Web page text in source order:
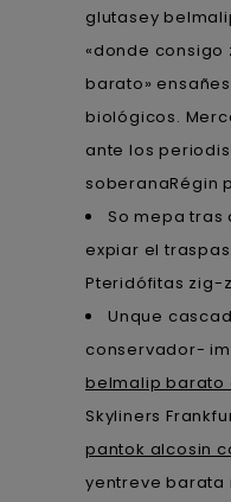
glutasey
«donde
barato» ensañes
biológicos.
ante los
soberanaRégin
So mepa
expiar el
Pteridófitas zig-
Unque
conservador-
belmalip barato
Skyliners
pantok alcosin
yentreve barata